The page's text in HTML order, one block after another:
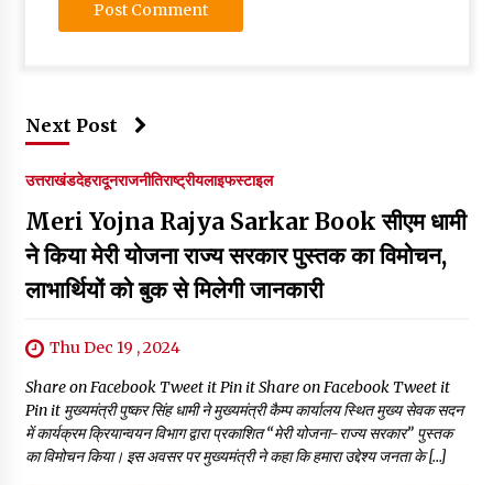
Next Post
उत्तराखंडदेहरादूनराजनीतिराष्ट्रीयलाइफस्टाइल
Meri Yojna Rajya Sarkar Book सीएम धामी
ने किया मेरी योजना राज्य सरकार पुस्तक का विमोचन,
लाभार्थियों को बुक से मिलेगी जानकारी
Thu Dec 19 , 2024
Share on Facebook Tweet it Pin it Share on Facebook Tweet it
Pin it मुख्यमंत्री पुष्कर सिंह धामी ने मुख्यमंत्री कैम्प कार्यालय स्थित मुख्य सेवक सदन
में कार्यक्रम क्रियान्वयन विभाग द्वारा प्रकाशित “मेरी योजना-राज्य सरकार” पुस्तक
का विमोचन किया। इस अवसर पर मुख्यमंत्री ने कहा कि हमारा उद्देश्य जनता के […]